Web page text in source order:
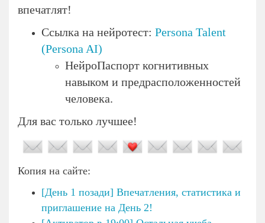
впечатлят!
Ссылка на нейротест: Persona Talent
(Persona AI)
НейроПаспорт когнитивных
навыком и предрасположенностей
человека.
Для вас только лучшее!
Копия на сайте:
[День 1 позади] Впечатления, статистика и
приглашение на День 2!